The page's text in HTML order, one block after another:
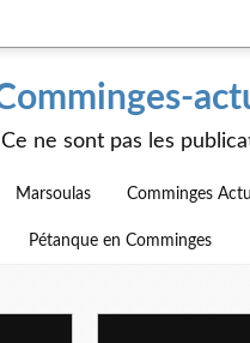
ne sont pas les
Marsoulas Comminges
Pétanque en Comminges